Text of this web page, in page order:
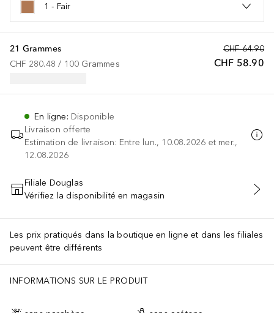
1 - Fair
CHF 64.90
CHF 58.90
21 Grammes
CHF 280.48 / 100 Grammes
En ligne: Disponible
Livraison offerte
Estimation de livraison: Entre lun., 10.08.2026 et mer.,
12.08.2026
AJOUTER AU PANIER
Filiale Douglas
Vérifiez la disponibilité en magasin
Les prix pratiqués dans la boutique en ligne et dans les filiales
peuvent être différents
INFORMATIONS SUR LE PRODUIT